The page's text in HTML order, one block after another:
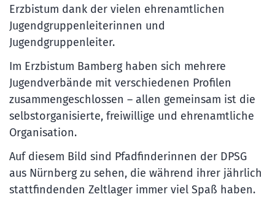
Erzbistum dank der vielen ehrenamtlichen
Jugendgruppenleiterinnen und
Jugendgruppenleiter.
Im Erzbistum Bamberg haben sich mehrere
Jugendverbände mit verschiedenen Profilen
zusammengeschlossen – allen gemeinsam ist die
selbstorganisierte, freiwillige und ehrenamtliche
Organisation.
Auf diesem Bild sind Pfadfinderinnen der DPSG
aus Nürnberg zu sehen, die während ihrer jährlich
stattfindenden Zeltlager immer viel Spaß haben.